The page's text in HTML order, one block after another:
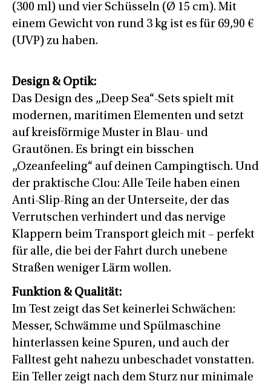
(300 ml) und vier Schüsseln (Ø 15 cm). Mit
einem Gewicht von rund 3 kg ist es für 69,90 €
(UVP) zu haben.
Design & Optik:
Das Design des „Deep Sea“-Sets spielt mit
modernen, maritimen Elementen und setzt
auf kreisförmige Muster in Blau- und
Grautönen. Es bringt ein bisschen
„Ozeanfeeling“ auf deinen Campingtisch. Und
der praktische Clou: Alle Teile haben einen
Anti-Slip-Ring an der Unterseite, der das
Verrutschen verhindert und das nervige
Klappern beim Transport gleich mit – perfekt
für alle, die bei der Fahrt durch unebene
Straßen weniger Lärm wollen.
Funktion & Qualität:
Im Test zeigt das Set keinerlei Schwächen:
Messer, Schwämme und Spülmaschine
hinterlassen keine Spuren, und auch der
Falltest geht nahezu unbeschadet vonstatten.
Ein Teller zeigt nach dem Sturz nur minimale